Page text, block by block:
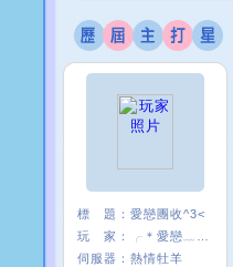
標 題： 愛戀團收^3<
玩 家：
伺服器： 熱情牡羊